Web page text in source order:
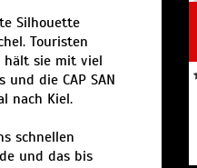
Silhouette
Touristen
hält sie mit viel
die CAP SAN
nach Kiel.
schnellen
und das bis